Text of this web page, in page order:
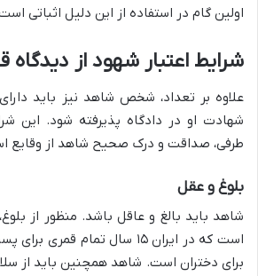
اولین گام در استفاده از این دلیل اثباتی
شرایط اعتبار شهود از دیدگاه
علاوه بر تعداد، شخص شاهد نیز باید
شهادت او در دادگاه پذیرفته شود. این
طرفی، صداقت و درک صحیح شاهد از وقایع
بلوغ و عقل
شاهد باید بالغ و عاقل باشد. منظور از
برای دختران است. شاهد همچنین باید از